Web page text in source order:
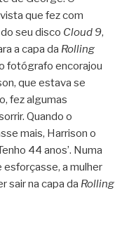
que fez com
seu disco Cloud 9,
a capa da Rolling
fotógrafo encorajou
que estava se
fez algumas
Quando o
mais, Harrison o
44 anos’. Numa
a mulher
sair na capa da Rolling